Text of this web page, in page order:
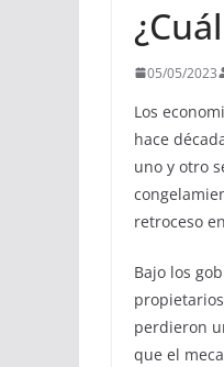
05/05/2023
Los
hace
uno y otro
retroceso
Bajo los
perdieron
que el